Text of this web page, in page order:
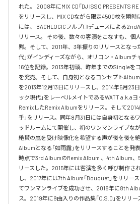
れた。 2008年にMIX CD「DJ ISSO PRESENTS RE
をリリースし、MIX CDながら限定4500枚を瞬
には、 BACHLOGICフルプロデュースによる
リリース。 その後、数々の客演をこなすも、個
黙。そして、2011年、3年振りのリリースとなっ
代」がインディーズながら、オリコン・Albumチ
16位を記録。2013年初頭、昨年までのSingleをコ
を発売。そして、自身初となるコンセプトAlbum
を2013年12月13日にリリースし、2014年5月23
ック現代」をレーベルメイトであるWATT a.k.a
RemixしたRemix Albumをリリース。そして
手」をリリース。同年8月31日には自身初となる
ッドルームにて開催し、初のワンマンライブな
絶賛の嵐を受け映像化を希望する声が後を後を
Albumとなる「如雨露」をリリースすることを発
時点で3rd AlbumのRemix Album 、4th Album
リースした。2015年には客演を多く呼び制作さ
し、2017年には7th Album「Bouquet」をリリー
てワンマンライブを成功させ、2018年に8th
ス。2019年に9曲入りの作品集「O.S.D」をリリ